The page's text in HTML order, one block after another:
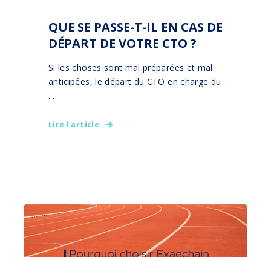
QUE SE PASSE-T-IL EN CAS DE
DÉPART DE VOTRE CTO ?
Si les choses sont mal préparées et mal
anticipées, le départ du CTO en charge du
...
Lire l'article